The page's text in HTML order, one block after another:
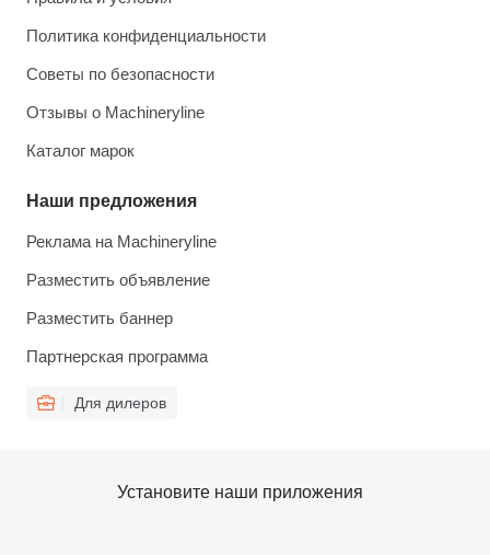
Политика конфиденциальности
Советы по безопасности
Отзывы о Machineryline
Каталог марок
Наши предложения
Реклама на Machineryline
Разместить объявление
Разместить баннер
Партнерская программа
Для дилеров
Установите наши приложения